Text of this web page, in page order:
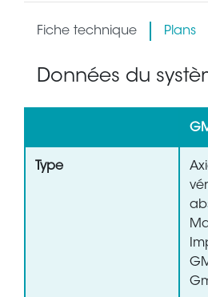
Fiche technique Plans
Données du
Type